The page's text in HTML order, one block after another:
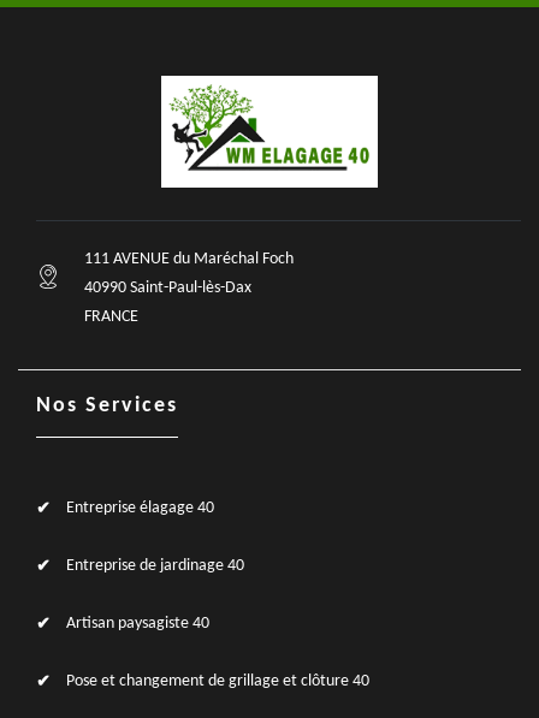
111 AVENUE du Maréchal Foch
40990 Saint-Paul-lès-Dax
FRANCE
Nos Services
Entreprise élagage 40
Entreprise de jardinage 40
Artisan paysagiste 40
Pose et changement de grillage et clôture 40